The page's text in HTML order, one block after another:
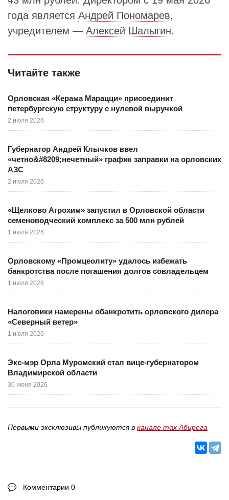
года является Андрей Пономарев,
учредителем — Алексей Шалыгин.
Читайте также
Орловская «Керама Марацци» присоединит
петербургскую структуру с нулевой выручкой
2 июля 2026
Губернатор Андрей Клычков ввел
«четно&#8209;нечетный» график заправки на орловских
АЗС
2 июля 2026
«Щелково Агрохим» запустил в Орловской области
семеноводческий комплекс за 500 млн рублей
1 июля 2026
Орловскому «Промцеолиту» удалось избежать
банкротства после погашения долгов совладельцем
1 июля 2026
Налоговики намерены обанкротить орловского дилера
«Северный ветер»
1 июля 2026
Экс-мэр Орла Муромский стал вице-губернатором
Владимирской области
30 июня 2026
Первыми эксклюзивы публикуются в канале max Абирега
Комментарии 0